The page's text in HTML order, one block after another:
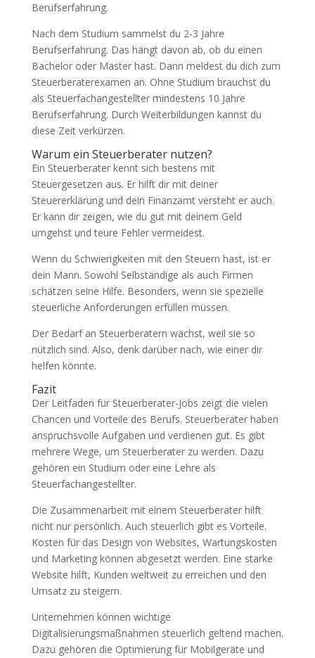
Berufserfahrung.
Nach dem Studium sammelst du 2-3 Jahre
Berufserfahrung. Das hängt davon ab, ob du einen
Bachelor oder Master hast. Dann meldest du dich zum
Steuerberaterexamen an. Ohne Studium brauchst du
als Steuerfachangestellter mindestens 10 Jahre
Berufserfahrung. Durch Weiterbildungen kannst du
diese Zeit verkürzen.
Warum ein Steuerberater nutzen?
Ein Steuerberater kennt sich bestens mit
Steuergesetzen aus. Er hilft dir mit deiner
Steuererklärung und dein Finanzamt versteht er auch.
Er kann dir zeigen, wie du gut mit deinem Geld
umgehst und teure Fehler vermeidest.
Wenn du Schwierigkeiten mit den Steuern hast, ist er
dein Mann. Sowohl Selbständige als auch Firmen
schätzen seine Hilfe. Besonders, wenn sie spezielle
steuerliche Anforderungen erfüllen müssen.
Der Bedarf an Steuerberatern wächst, weil sie so
nützlich sind. Also, denk darüber nach, wie einer dir
helfen könnte.
Fazit
Der Leitfaden für Steuerberater-Jobs zeigt die vielen
Chancen und Vorteile des Berufs. Steuerberater haben
anspruchsvolle Aufgaben und verdienen gut. Es gibt
mehrere Wege, um Steuerberater zu werden. Dazu
gehören ein Studium oder eine Lehre als
Steuerfachangestellter.
Die Zusammenarbeit mit einem Steuerberater hilft
nicht nur persönlich. Auch steuerlich gibt es Vorteile.
Kosten für das Design von Websites, Wartungskosten
und Marketing können abgesetzt werden. Eine starke
Website hilft, Kunden weltweit zu erreichen und den
Umsatz zu steigern.
Unternehmen können wichtige
Digitalisierungsmaßnahmen steuerlich geltend machen.
Dazu gehören die Optimierung für Mobilgeräte und